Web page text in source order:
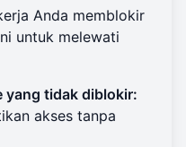
Anda memblokir
untuk melewati
yang tidak diblokir:
akses tanpa